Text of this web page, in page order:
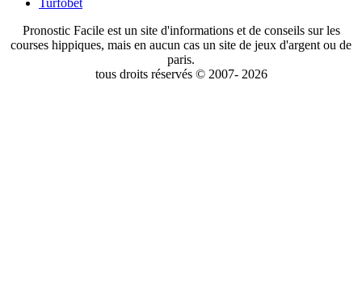
Turfobet
Pronostic Facile est un site d'informations et de conseils sur les
courses hippiques, mais en aucun cas un site de jeux d'argent ou de
paris.
tous droits réservés © 2007- 2026